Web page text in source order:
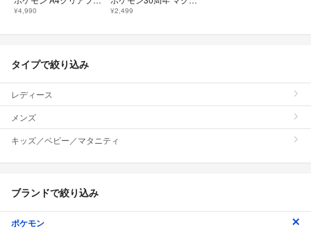
¥4,990 ¥2,499
タイプで絞り込み
レディース
メンズ
キッズ／ベビー／マタニティ
ブランドで絞り込み
ポケモン